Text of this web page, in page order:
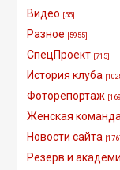
Видео [55]
Разное [5955]
СпецПроект [715]
История клуба
Фоторепортаж
Женская команда
Новости сайта [176]
Резерв и